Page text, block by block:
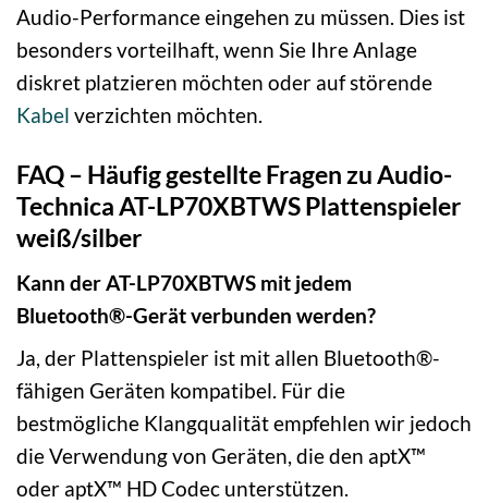
Audio-Performance eingehen zu müssen. Dies ist
besonders vorteilhaft, wenn Sie Ihre Anlage
diskret platzieren möchten oder auf störende
Kabel verzichten möchten.
FAQ – Häufig gestellte Fragen zu Audio-
Technica AT-LP70XBTWS Plattenspieler
weiß/silber
Kann der AT-LP70XBTWS mit jedem
Bluetooth®-Gerät verbunden werden?
Ja, der Plattenspieler ist mit allen Bluetooth®-
fähigen Geräten kompatibel. Für die
bestmögliche Klangqualität empfehlen wir jedoch
die Verwendung von Geräten, die den aptX™
oder aptX™ HD Codec unterstützen.